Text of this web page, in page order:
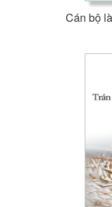
Cán bộ